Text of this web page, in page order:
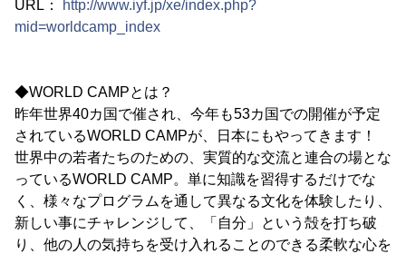
URL：
http://www.iyf.jp/xe/index.php?
mid=worldcamp_index
◆WORLD CAMPとは？
昨年世界40カ国で催され、今年も53カ国での開催が予定
されているWORLD CAMPが、日本にもやってきます！
世界中の若者たちのための、実質的な交流と連合の場とな
っているWORLD CAMP。単に知識を習得するだけでな
く、様々なプログラムを通して異なる文化を体験したり、
新しい事にチャレンジして、「自分」という殻を打ち破
り、他の人の気持ちを受け入れることのできる柔軟な心を